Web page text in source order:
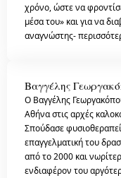
χρόνο, ώστε να
μέσα του» και για να
αναγνώστης-
Βαγγέλης
O Βαγγέλης
Αθήνα στις αρχές
Σπούδασε
επαγγελματική του
από το 2000 και
ενδιαφέρον του